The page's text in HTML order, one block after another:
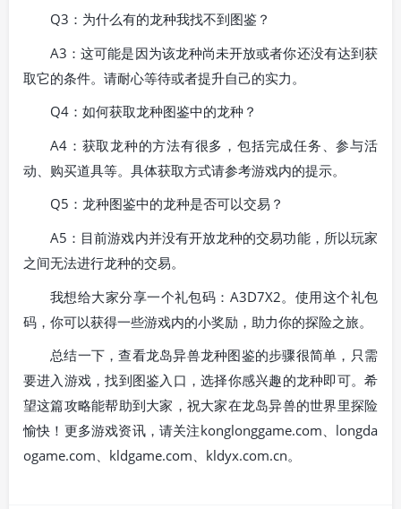
Q3：为什么有的龙种我找不到图鉴？
A3：这可能是因为该龙种尚未开放或者你还没有达到获
取它的条件。请耐心等待或者提升自己的实力。
Q4：如何获取龙种图鉴中的龙种？
A4：获取龙种的方法有很多，包括完成任务、参与活
动、购买道具等。具体获取方式请参考游戏内的提示。
Q5：龙种图鉴中的龙种是否可以交易？
A5：目前游戏内并没有开放龙种的交易功能，所以玩家
之间无法进行龙种的交易。
我想给大家分享一个礼包码：A3D7X2。使用这个礼包
码，你可以获得一些游戏内的小奖励，助力你的探险之旅。
总结一下，查看龙岛异兽龙种图鉴的步骤很简单，只需
要进入游戏，找到图鉴入口，选择你感兴趣的龙种即可。希
望这篇攻略能帮助到大家，祝大家在龙岛异兽的世界里探险
愉快！更多游戏资讯，请关注konglonggame.com、longda
ogame.com、kldgame.com、kldyx.com.cn。